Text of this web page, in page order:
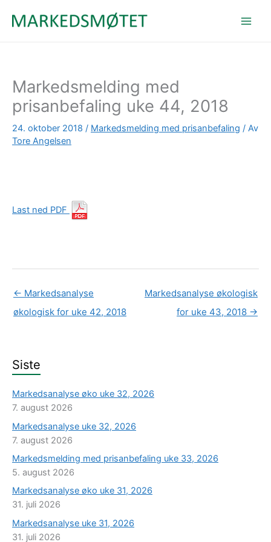
Markedsmelding med
prisanbefaling uke 44, 2018
24. oktober 2018 / Markedsmelding med prisanbefaling / Av
Tore Angelsen
Last ned PDF
← Markedsanalyse
økologisk for uke 42, 2018
Markedsanalyse økologisk
for uke 43, 2018 →
Siste
Markedsanalyse øko uke 32, 2026
7. august 2026
Markedsanalyse uke 32, 2026
7. august 2026
Markedsmelding med prisanbefaling uke 33, 2026
5. august 2026
Markedsanalyse øko uke 31, 2026
31. juli 2026
Markedsanalyse uke 31, 2026
31. juli 2026